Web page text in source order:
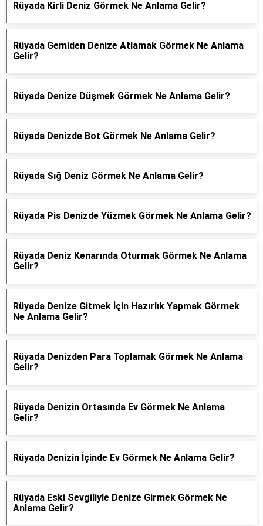
Rüyada Kirli Deniz Görmek Ne Anlama Gelir?
Rüyada Gemiden Denize Atlamak Görmek Ne Anlama
Gelir?
Rüyada Denize Düşmek Görmek Ne Anlama Gelir?
Rüyada Denizde Bot Görmek Ne Anlama Gelir?
Rüyada Sığ Deniz Görmek Ne Anlama Gelir?
Rüyada Pis Denizde Yüzmek Görmek Ne Anlama Gelir?
Rüyada Deniz Kenarında Oturmak Görmek Ne Anlama
Gelir?
Rüyada Denize Gitmek İçin Hazırlık Yapmak Görmek
Ne Anlama Gelir?
Rüyada Denizden Para Toplamak Görmek Ne Anlama
Gelir?
Rüyada Denizin Ortasında Ev Görmek Ne Anlama
Gelir?
Rüyada Denizin İçinde Ev Görmek Ne Anlama Gelir?
Rüyada Eski Sevgiliyle Denize Girmek Görmek Ne
Anlama Gelir?